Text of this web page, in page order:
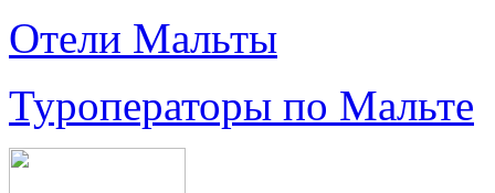
Отели Мальты
Туроператоры по Мальте